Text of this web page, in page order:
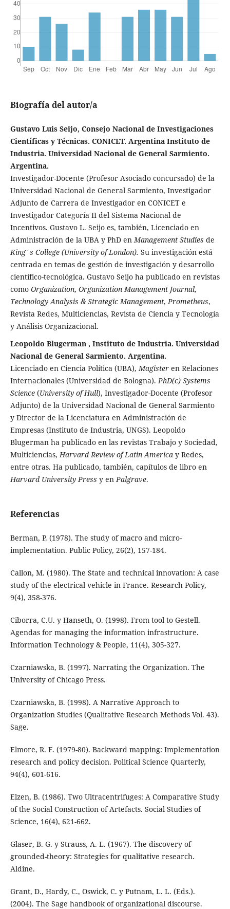
Biografía del autor/a
Gustavo Luis Seijo, Consejo Nacional de Investigaciones
Científicas y Técnicas. CONICET. Argentina Instituto de
Industria. Universidad Nacional de General Sarmiento.
Argentina.
Investigador-Docente (Profesor Asociado concursado) de la
Universidad Nacional de General Sarmiento, Investigador
Adjunto de Carrera de Investigador en CONICET e
Investigador Categoría II del Sistema Nacional de
Incentivos. Gustavo L. Seijo es, también, Licenciado en
Administración de la UBA y PhD enManagement Studies de
King´s College (University of London). Su investigación está
centrada en temas de gestión de investigación y desarrollo
científico-tecnológica. Gustavo Seijo ha publicado en revistas
como Organization, Organization Management Journal,
Technology Analysis & Strategic Management,Prometheus,
Revista Redes, Multiciencias, Revista de Ciencia y Tecnología
y Análisis Organizacional.
Leopoldo Blugerman , Instituto de Industria. Universidad
Nacional de General Sarmiento. Argentina.
Licenciado en Ciencia Política (UBA),Magisteren Relaciones
Internacionales (Universidad de Bologna).PhD(c) Systems
Science(University of Hull), Investigador-Docente (Profesor
Adjunto) de la Universidad Nacional de General Sarmiento
y Director de la Licenciatura en Administración de
Empresas (Instituto de Industria, UNGS). Leopoldo
Blugerman ha publicado en las revistas Trabajo y Sociedad,
Multiciencias,Harvard Review of Latin Americay Redes,
entre otras. Ha publicado, también, capítulos de libro en
Harvard University Press y enPalgrave.
Referencias
Berman, P. (1978). The study of macro and micro-
implementation. Public Policy, 26(2), 157-184.
Callon, M. (1980). The State and technical innovation: A case
study of the electrical vehicle in France. Research Policy,
9(4), 358-376.
Ciborra, C.U. y Hanseth, O. (1998). From tool to Gestell.
Agendas for managing the information infrastructure.
Information Technology & People, 11(4), 305-327.
Czarniawska, B. (1997). Narrating the Organization. The
University of Chicago Press.
Czarniawska, B. (1998). A Narrative Approach to
Organization Studies (Qualitative Research Methods Vol. 43).
Sage.
Elmore, R. F. (1979-80). Backward mapping: Implementation
research and policy decision. Political Science Quarterly,
94(4), 601-616.
Elzen, B. (1986). Two Ultracentrifuges: A Comparative Study
of the Social Construction of Artefacts. Social Studies of
Science, 16(4), 621-662.
Glaser, B. G. y Strauss, A. L. (1967). The discovery of
grounded-theory: Strategies for qualitative research.
Aldine.
Grant, D., Hardy, C., Oswick, C. y Putnam, L. L. (Eds.).
(2004). The Sage handbook of organizational discourse.